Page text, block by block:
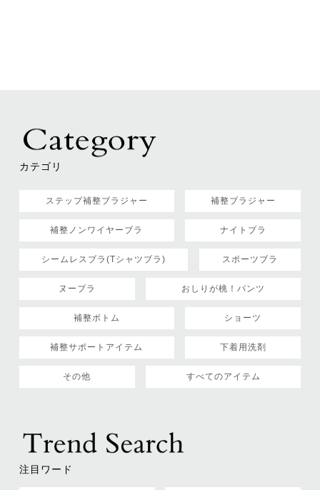
カテゴリ
ステップ補整ブラジャー 補整ブラジャー
補整ノンワイヤーブラ ナイトブラ
シームレスブラ(Tシャツブラ) スポーツブラ
ヌーブラ おしりが桃！パンツ
補整ボトム ショーツ
補整サポートアイテム 下着用洗剤
その他 すべてのアイテム
注目ワード